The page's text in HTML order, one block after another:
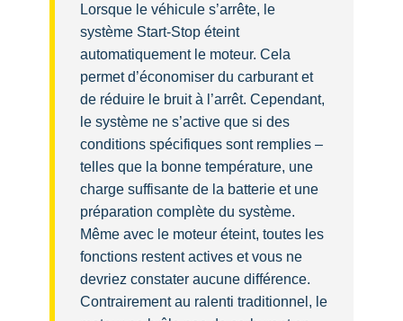
Lorsque le véhicule s’arrête, le
système Start-Stop éteint
automatiquement le moteur. Cela
permet d’économiser du carburant et
de réduire le bruit à l’arrêt. Cependant,
le système ne s’active que si des
conditions spécifiques sont remplies –
telles que la bonne température, une
charge suffisante de la batterie et une
préparation complète du système.
Même avec le moteur éteint, toutes les
fonctions restent actives et vous ne
devriez constater aucune différence.
Contrairement au ralenti traditionnel, le